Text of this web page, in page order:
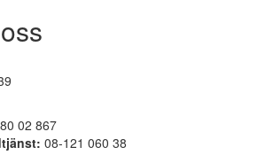
02 867
08-121 060 38